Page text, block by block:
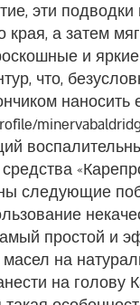
эти
края, а затем
и
что,
наносить
следующие
простой и
на
на голову